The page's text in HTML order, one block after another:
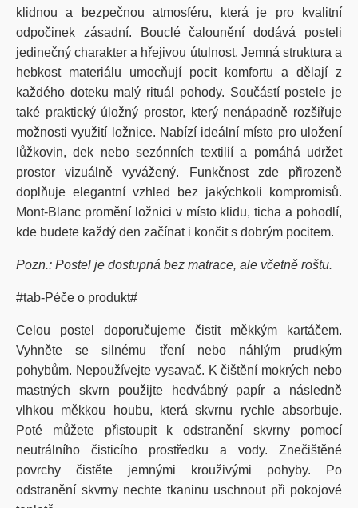
klidnou a bezpečnou atmosféru, která je pro kvalitní
odpočinek zásadní. Bouclé čalounění dodává posteli
jedinečný charakter a hřejivou útulnost. Jemná struktura a
hebkost materiálu umocňují pocit komfortu a dělají z
každého doteku malý rituál pohody. Součástí postele je
také praktický úložný prostor, který nenápadně rozšiřuje
možnosti využití ložnice. Nabízí ideální místo pro uložení
lůžkovin, dek nebo sezónních textilií a pomáhá udržet
prostor vizuálně vyvážený. Funkčnost zde přirozeně
doplňuje elegantní vzhled bez jakýchkoli kompromisů.
Mont-Blanc promění ložnici v místo klidu, ticha a pohodlí,
kde budete každý den začínat i končit s dobrým pocitem.
Pozn.: Postel je dostupná bez matrace, ale včetně roštu.
#tab-Péče o produkt#
Celou postel doporučujeme čistit měkkým kartáčem.
Vyhněte se silnému tření nebo náhlým prudkým
pohybům. Nepoužívejte vysavač. K čištění mokrých nebo
mastných skvrn použijte hedvábný papír a následně
vlhkou měkkou houbu, která skvrnu rychle absorbuje.
Poté můžete přistoupit k odstranění skvrny pomocí
neutrálního čisticího prostředku a vody. Znečištěné
povrchy čistěte jemnými krouživými pohyby. Po
odstranění skvrny nechte tkaninu uschnout při pokojové